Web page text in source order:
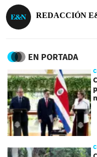
REDACCIÓN
EN PORTADA